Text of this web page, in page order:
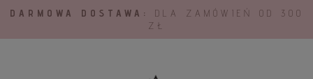
DARMOWA DOSTAWA:
DLA ZAMÓWIEŃ OD 300
ZŁ